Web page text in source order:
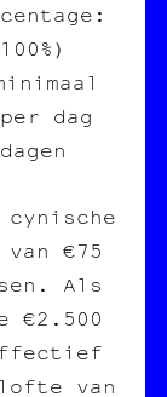
dag
€75
Als
€2.500
van